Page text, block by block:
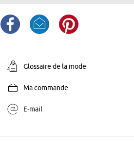
Glossaire de la mode
Ma commande
E-mail